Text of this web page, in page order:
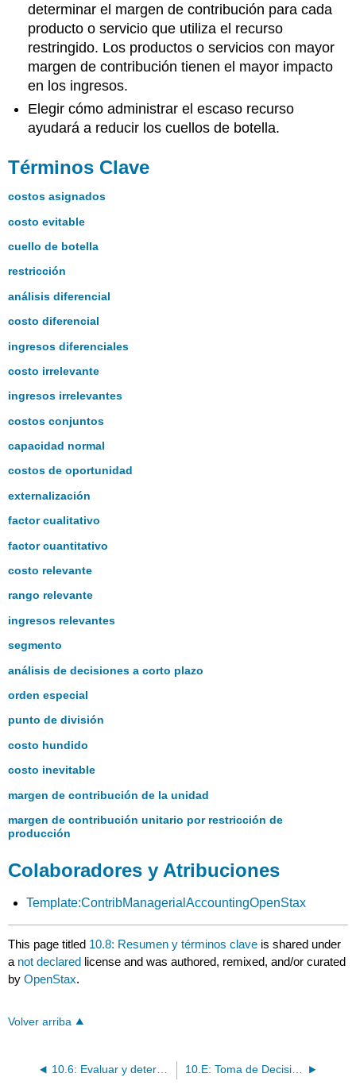
determinar el margen de contribución para cada
producto o servicio que utiliza el recurso
restringido. Los productos o servicios con mayor
margen de contribución tienen el mayor impacto
en los ingresos.
Elegir cómo administrar el escaso recurso
ayudará a reducir los cuellos de botella.
Términos Clave
costos asignados
costo evitable
cuello de botella
restricción
análisis diferencial
costo diferencial
ingresos diferenciales
costo irrelevante
ingresos irrelevantes
costos conjuntos
capacidad normal
costos de oportunidad
externalización
factor cualitativo
factor cuantitativo
costo relevante
rango relevante
ingresos relevantes
segmento
análisis de decisiones a corto plazo
orden especial
punto de división
costo hundido
costo inevitable
margen de contribución de la unidad
margen de contribución unitario por restricción de
producción
Colaboradores y Atribuciones
Template:ContribManagerialAccountingOpenStax
This page titled 10.8: Resumen y términos clave is shared under
a not declared license and was authored, remixed, and/or curated
byOpenStax.
Volver arriba
10.6: Evaluar y determinar cómo tomar decisiones cuando los recursos están restringidos 10.E: Toma de Decisiones a Corto Plazo (Ejercicios)